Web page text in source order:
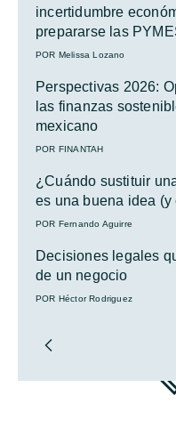
incertidumbre
prepararse las
POR Melissa Lozano
Perspectivas 2026:
las finanzas
mexicano
POR FINANTAH
¿Cuándo sustituir
es una buena idea (y
POR Fernando Aguirre
Decisiones legales
de un negocio
POR Héctor Rodriguez